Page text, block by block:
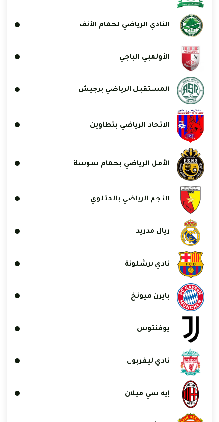
النادي الرياضي لحمام الأنف
الأولمبي الباجي
المستقبل الرياضي برجيش
الاتحاد الرياضي بتطاوين
الأمل الرياضي بحمام سوسة
النجم الرياضي بالمتلوي
ريال مدريد
نادي برشلونة
بايرن ميونخ
يوفنتوس
نادي ليفربول
إيه سي ميلان